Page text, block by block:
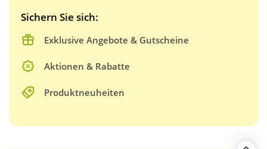
Sichern Sie sich:
Exklusive Angebote & Gutscheine
Aktionen & Rabatte
Produktneuheiten